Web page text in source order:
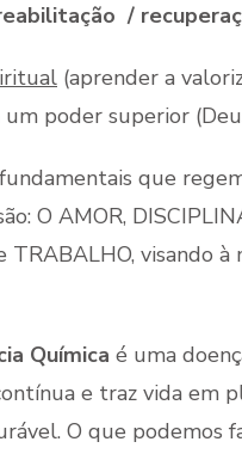
/
(aprender a
um poder superior
que
O AMOR,
TRABALHO, visando
Química é uma
e traz vida em
O que podemos